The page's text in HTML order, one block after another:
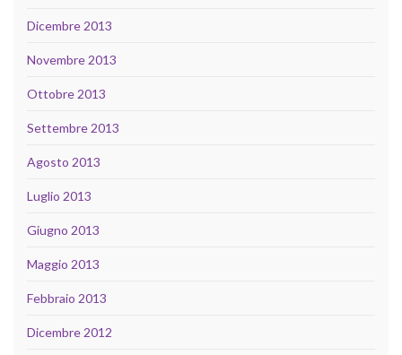
Dicembre 2013
Novembre 2013
Ottobre 2013
Settembre 2013
Agosto 2013
Luglio 2013
Giugno 2013
Maggio 2013
Febbraio 2013
Dicembre 2012